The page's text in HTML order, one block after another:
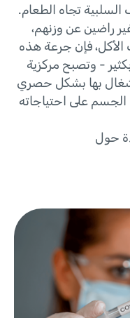
تجاه الطعام.
راضين عن وزنهم،
الأكل، فإن جرعة هذه
- وتصبح مركزية
بها بشكل حصري
الجسم على احتياجاته
حول